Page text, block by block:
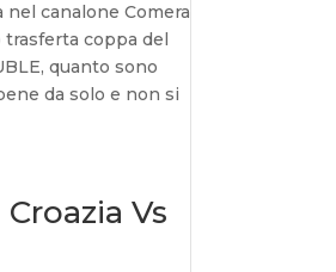
canalone Comera
coppa del
quanto sono
da solo e non si
Vs